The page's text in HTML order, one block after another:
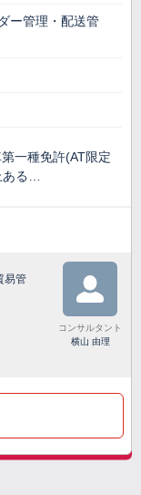
ー管理・配送管
一種免許(AT限定
ある…
易管
コンサルタント
横山 由理